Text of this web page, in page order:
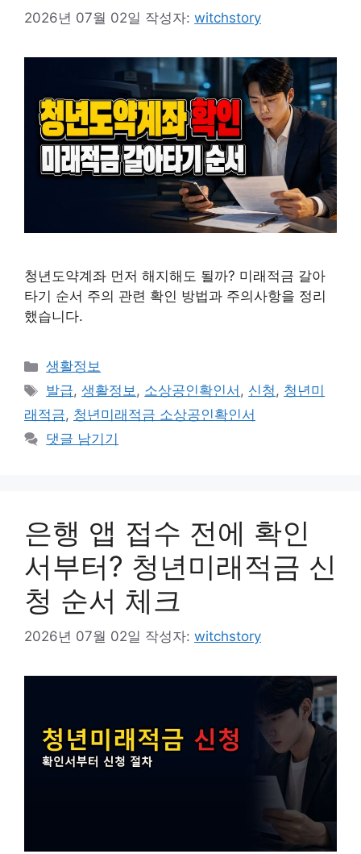
2026년 07월 02일 작성자: witchstory
청년도약계좌 먼저 해지해도 될까? 미래적금 갈아
타기 순서 주의 관련 확인 방법과 주의사항을 정리
했습니다.
카
테
리
생활정보
태
그
발급,생활정보, 소상공인확인서 , 신청, 청년미
래적금, 청년미래적금 소상공인확인서
댓글 남기기
은행 앱 접수 전에 확인
서부터? 청년미래적금 신
청 순서 체크
2026년 07월 02일 작성자: witchstory